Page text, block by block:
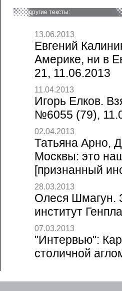
другие тексты:
13.06.2013
Евгений
Америке, ни в
21, 11.06.2013
11.04.2013
Игорь Елков.
№6055 (79),
02.04.2013
Татьяна Арно,
Москвы: это
[признанный
28.03.2013
Олеся Шмагун.
институт
07.03.2013
"Интервью":
столичной